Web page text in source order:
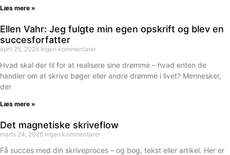
Læs mere »
Ellen Vahr: Jeg fulgte min egen opskrift og blev en
succesforfatter
april 25, 2026 Ingen kommentarer
Hvad skal der til for at realisere sine drømme – hvad enten de
handler om at skrive bøger eller andre drømme i livet? Mennesker,
der
Læs mere »
Det magnetiske skriveflow
marts 24, 2026 Ingen kommentarer
Få succes med din skriveproces – og bog, tekst eller artikel. Her er